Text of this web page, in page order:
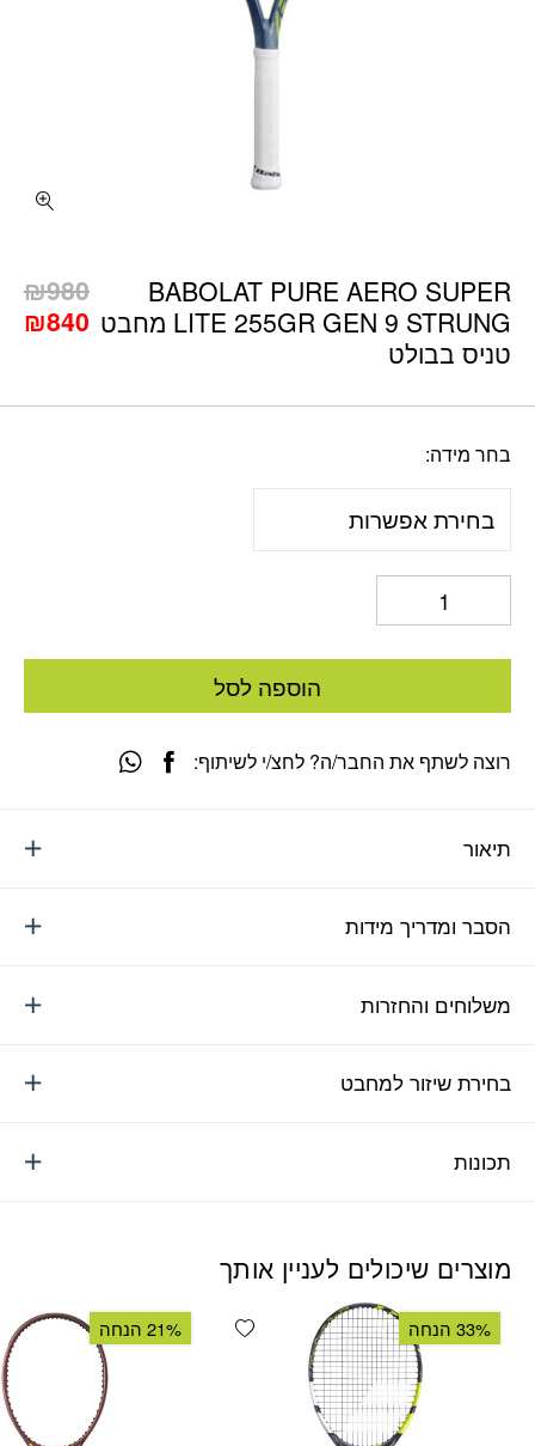
BABOLAT PURE AERO SUPER
LITE 255GR GEN 9 STRUNG מחבט
טניס בבולט
₪980
המחיר
₪980.
₪840
בחר מידה
הוספה לסל
תיאור
הסבר ומדריך מידות
משלוחים והחזרות
בחירת שיזור למחבט
תכונות
רוצה לשתף את החבר/ה? לחצ/י לשיתוף:
מוצרים שיכולים לעניין אותך
Add wishlist 33% הנחה 21% הנחה